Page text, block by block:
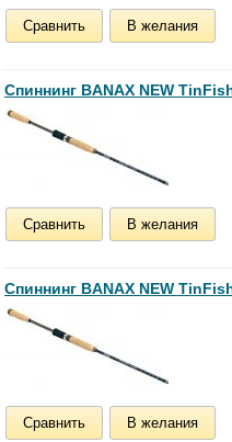
Сравнить В желания
Спиннинг BANAX NEW
Сравнить В желания
Спиннинг BANAX NEW
Сравнить В желания